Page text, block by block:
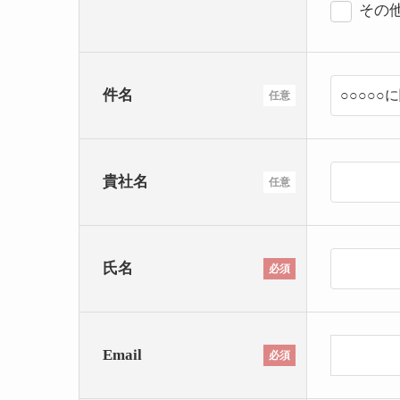
その
任意
件名
任意
貴社名
必須
氏名
必須
Email